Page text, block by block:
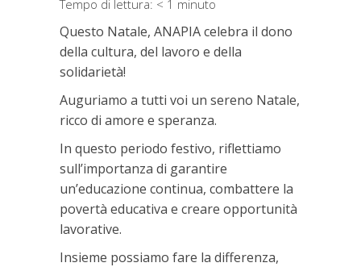
Tempo di lettura: < 1 minuto
Questo Natale, ANAPIA celebra il dono
della cultura, del lavoro e della
solidarietà!
Auguriamo a tutti voi un sereno Natale,
ricco di amore e speranza.
In questo periodo festivo, riflettiamo
sull’importanza di garantire
un’educazione continua, combattere la
povertà educativa e creare opportunità
lavorative.
Insieme possiamo fare la differenza,